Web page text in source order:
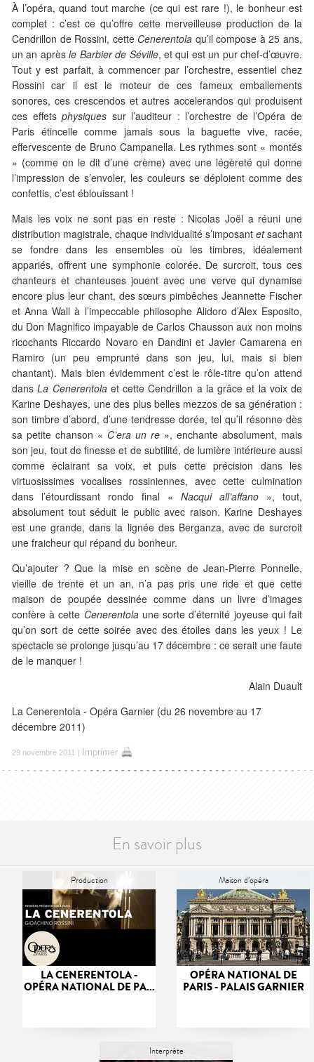
À l’opéra, quand tout marche (ce qui est rare !), le bonheur est
complet : c’est ce qu’offre cette merveilleuse production de la
Cendrillon de Rossini, cette Cenerentola qu’il compose à 25 ans,
un an aprèsle Barbier de Séville, et qui est un pur chef-d’œuvre.
Tout y est parfait, à commencer par l’orchestre, essentiel chez
Rossini car il est le moteur de ces fameux emballements
sonores, ces crescendos et autres accelerandos qui produisent
ces effetsphysiques sur l’auditeur : l’orchestre de l’Opéra de
Paris étincelle comme jamais sous la baguette vive, racée,
effervescente de Bruno Campanella. Les rythmes sont « montés
» (comme on le dit d’une crème) avec une légèreté qui donne
l’impression de s’envoler, les couleurs se déploient comme des
confettis, c’est éblouissant !
Mais les voix ne sont pas en reste : Nicolas Joël a réuni une
distribution magistrale, chaque individualité s’imposant etsachant
se fondre dans les ensembles où les timbres, idéalement
appariés, offrent une symphonie colorée. De surcroit, tous ces
chanteurs et chanteuses jouent avec une verve qui dynamise
encore plus leur chant, des sœurs pimbêches Jeannette Fischer
et Anna Wall à l’impeccable philosophe Alidoro d’Alex Esposito,
du Don Magnifico impayable de Carlos Chausson aux non moins
ricochants Riccardo Novaro en Dandini et Javier Camarena en
Ramiro (un peu emprunté dans son jeu, lui, mais si bien
chantant). Mais bien évidemment c’est le rôle-titre qu’on attend
dansLa Cenerentolaet cette Cendrillon a la grâce et la voix de
Karine Deshayes, une des plus belles mezzos de sa génération :
son timbre d’abord, d’une tendresse dorée, tel qu’il résonne dès
sa petite chanson « C’era un re », enchante absolument, mais
son jeu, tout de finesse et de subtilité, de lumière intérieure aussi
comme éclairant sa voix, et puis cette précision dans les
virtuosissimes vocalises rossiniennes, avec cette culmination
dans l’étourdissant rondo final « Nacqui all’affano », tout,
absolument tout séduit le public avec raison. Karine Deshayes
est une grande, dans la lignée des Berganza, avec de surcroit
une fraicheur qui répand du bonheur.
Qu’ajouter ? Que la mise en scène de Jean-Pierre Ponnelle,
vieille de trente et un an, n’a pas pris une ride et que cette
maison de poupée dessinée comme dans un livre d’images
confère à cette Cenerentola une sorte d’éternité joyeuse qui fait
qu’on sort de cette soirée avec des étoiles dans les yeux ! Le
spectacle se prolonge jusqu’au 17 décembre : ce serait une faute
de le manquer !
Alain Duault
La Cenerentola - Opéra Garnier (du 26 novembre au 17
décembre 2011)
29 novembre 2011 | Imprimer
En savoir plus
Production
LA CENERENTOLA -
OPÉRA NATIONAL DE PA...
Maison d’opéra
OPÉRA NATIONAL DE
PARIS - PALAIS GARNIER
Interprète